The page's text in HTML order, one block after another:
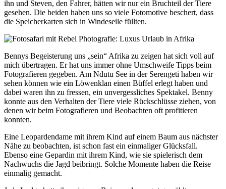
ihn und Steven, den Fahrer, hätten wir nur ein Bruchteil der Tiere
gesehen. Die beiden haben uns so viele Fotomotive beschert, dass
die Speicherkarten sich in Windeseile füllten.
Bennys Begeisterung uns „sein“ Afrika zu zeigen hat sich voll auf
mich übertragen. Er hat uns immer ohne Umschweife Tipps beim
Fotografieren gegeben. Am Ndutu See in der Serengeti haben wir
sehen können wie ein Löwenklan einen Büffel erlegt haben und
dabei waren ihn zu fressen, ein unvergessliches Spektakel. Benny
konnte aus den Verhalten der Tiere viele Rückschlüsse ziehen, von
denen wir beim Fotografieren und Beobachten oft profitieren
konnten.
Eine Leopardendame mit ihrem Kind auf einem Baum aus nächster
Nähe zu beobachten, ist schon fast ein einmaliger Glücksfall.
Ebenso eine Gepardin mit ihrem Kind, wie sie spielerisch dem
Nachwuchs die Jagd beibringt. Solche Momente haben die Reise
einmalig gemacht.